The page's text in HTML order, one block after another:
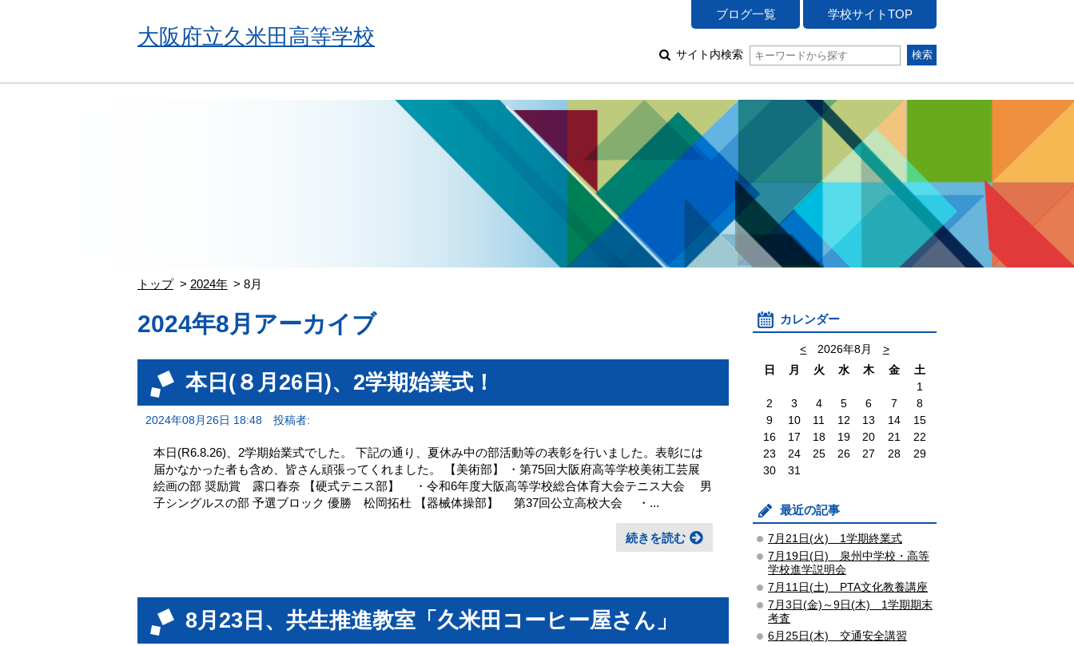
大阪府立久米田高等学校
ブログ一覧 学校サイトTOP
サイト内検索
トップ 2024年 8月
2024年8月アーカイブ
本日(８月26日)、2学期始業式！
2024年08月26日 18:48 投稿者:
本日(R6.8.26)、2学期始業式でした。 下記の通り、夏休み中の部活動等の表彰を行いました。表彰には
届かなかった者も含め、皆さん頑張ってくれました。 【美術部】 ・第75回大阪府高等学校美術工芸展
絵画の部 奨励賞 露口春奈 【硬式テニス部】 ・令和6年度大阪高等学校総合体育大会テニス大会 男
子シングルスの部 予選ブロック 優勝 松岡拓杜 【器械体操部】 第37回公立高校大会 ・...
続きを読む
8月23日、共生推進教室「久米田コーヒー屋さん」
カレンダー
< 2026年8月
>
日
月 火 水 木 金
土
1
2
3 4 5 6 7
8
9
10 11 12 13 14
15
16
17 18 19 20 21
22
23
24 25 26 27 28
29
30
31
最近の記事
7月21日(火) 1学期終業式
7月19日(日) 泉州中学校・高等
学校進学説明会
7月11日(土) PTA文化教養講座
7月3日(金)～9日(木) 1学期期末
考査
6月25日(木) 交通安全講習